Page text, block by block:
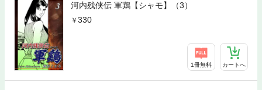
河内残侠伝 軍鶏【シャモ】（3）
330
1冊無料 カートへ